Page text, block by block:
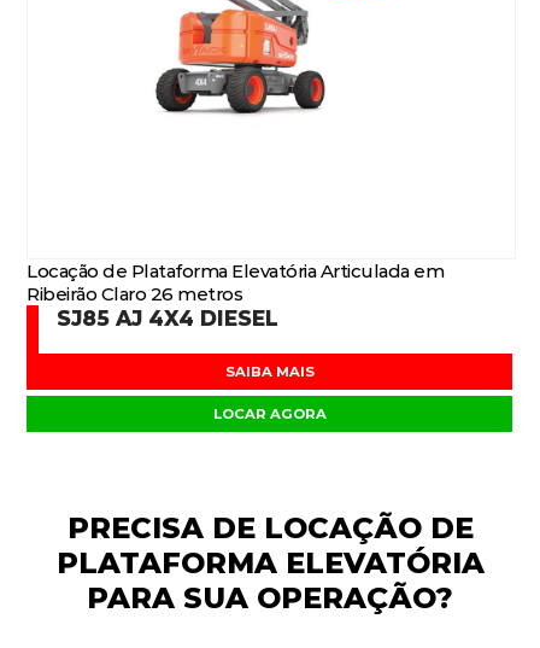
Locação de Plataforma Elevatória Articulada em
Ribeirão Claro 26 metros
SJ85 AJ 4X4 DIESEL
SAIBA MAIS
LOCAR AGORA
PRECISA DE LOCAÇÃO DE
PLATAFORMA ELEVATÓRIA
PARA SUA OPERAÇÃO?